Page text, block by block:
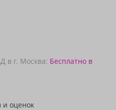
в г. Москва: Бесплатно в
и оценок